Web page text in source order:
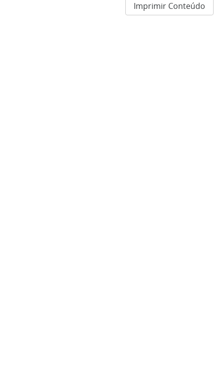
Imprimir Conteúdo